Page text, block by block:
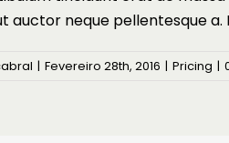
auctor neque pellentesque
| Fevereiro 28th, 2016 | Pricing |